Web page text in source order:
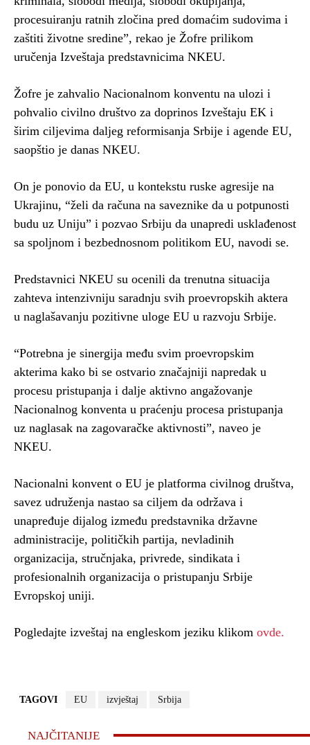
procesuiranju ratnih zločina pred domaćim sudovima i
zaštiti životne sredine”, rekao je Žofre prilikom
uručenja Izveštaja predstavnicima NKEU.
Žofre je zahvalio Nacionalnom konventu na ulozi i
pohvalio civilno društvo za doprinos Izveštaju EK i
širim ciljevima daljeg reformisanja Srbije i agende EU,
saopštio je danas NKEU.
On je ponovio da EU, u kontekstu ruske agresije na
Ukrajinu, “želi da računa na saveznike da u potpunosti
budu uz Uniju” i pozvao Srbiju da unapredi usklađenost
sa spoljnom i bezbednosnom politikom EU, navodi se.
Predstavnici NKEU su ocenili da trenutna situacija
zahteva intenzivniju saradnju svih proevropskih aktera
u naglašavanju pozitivne uloge EU u razvoju Srbije.
“Potrebna je sinergija među svim proevropskim
akterima kako bi se ostvario značajniji napredak u
procesu pristupanja i dalje aktivno angažovanje
Nacionalnog konventa u praćenju procesa pristupanja
uz naglasak na zagovaračke aktivnosti”, naveo je
NKEU.
Nacionalni konvent o EU je platforma civilnog društva,
savez udruženja nastao sa ciljem da održava i
unapređuje dijalog između predstavnika državne
administracije, političkih pаrtiја, nеvlаdinih
оrgаnizаciја, stručnjаkа, privrеdе, sindikаtа i
prоfеsiоnаlnih оrgаnizаciја о pristupаnju Srbiје
Еvropskoj uniji.
Pogledajte izveštaj na engleskom jeziku klikom ovde.
TAGOVI EU izvještaj Srbija
NAJČITANIJE